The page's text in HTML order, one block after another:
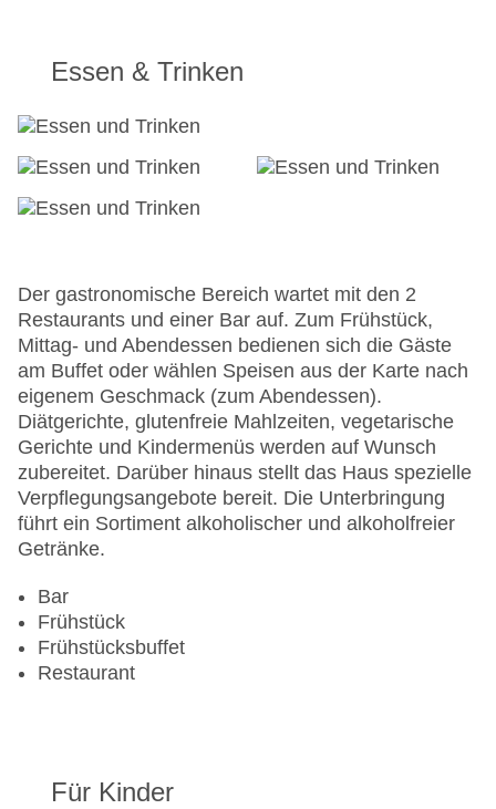
Garage
Hoteleröffnung: 2001
WLAN/WiFi im Hotel
Lift
Anzahl der Aufzüge: 1
Gesamtanzahl der Stockwerke: 12
Gesamtanzahl der Zimmer: 382
Pools:Indoor Pool
Zahlungsarten: American Express, Diners Club,
EC Maestro, Mastercard, Visa
Landeskategorie: 4 Sterne
Essen & Trinken
Der gastronomische Bereich wartet mit den 2
Restaurants und einer Bar auf. Zum Frühstück,
Mittag- und Abendessen bedienen sich die Gäste
am Buffet oder wählen Speisen aus der Karte nach
eigenem Geschmack (zum Abendessen).
Diätgerichte, glutenfreie Mahlzeiten, vegetarische
Gerichte und Kindermenüs werden auf Wunsch
zubereitet. Darüber hinaus stellt das Haus spezielle
Verpflegungsangebote bereit. Die Unterbringung
führt ein Sortiment alkoholischer und alkoholfreier
Getränke.
Bar
Frühstück
Frühstücksbuffet
Restaurant
Für Kinder